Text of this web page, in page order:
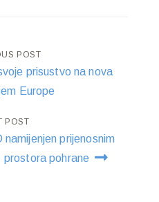
POST
prisustvo na nova
Europe
POST
prijenosnim
prostora pohrane